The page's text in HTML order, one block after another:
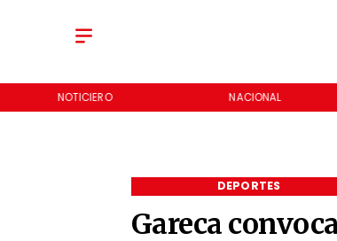
NOTICIERO NACIONAL
Gareca
DEPORTES